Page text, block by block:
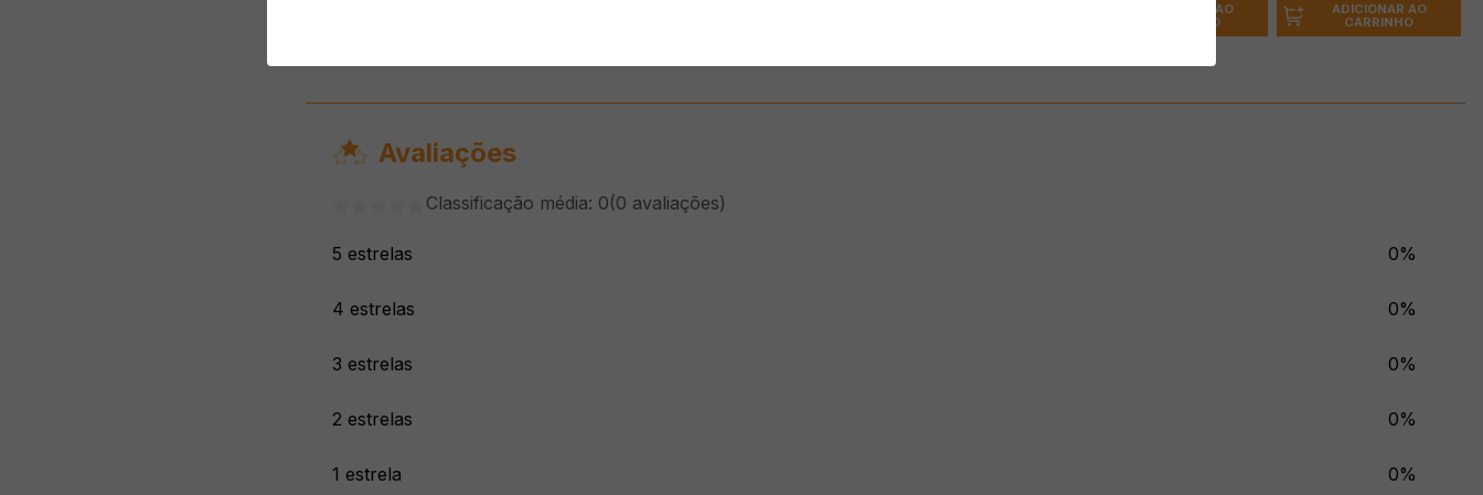
ADICIONAR AO
CARRINHO
ADICIONAR AO
CARRINHO
Avaliações
Classificação média: 0(0 avaliações)
5 estrelas 0%
4 estrelas 0%
3 estrelas 0%
2 estrelas 0%
1 estrela 0%